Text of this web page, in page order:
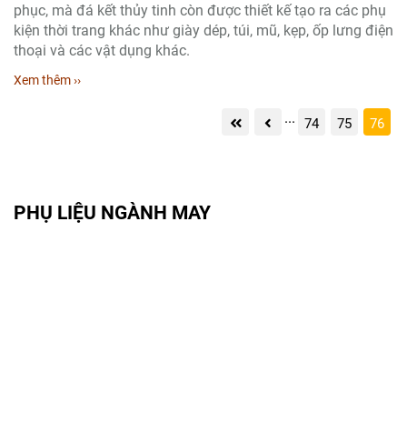
phục, mà đá kết thủy tinh còn được thiết kế tạo ra các phụ
kiện thời trang khác như giày dép, túi, mũ, kẹp, ốp lưng điện
thoại và các vật dụng khác.
Xem thêm ››
... 74 75 76
PHỤ LIỆU NGÀNH MAY